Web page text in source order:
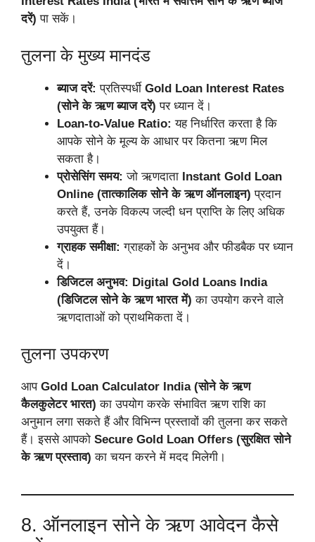
दरें) पा सकें।
तुलना के मुख्य मानदंड
ब्याज दरें: प्रतिस्पर्धी Gold Loan Interest Rates
(सोने के ऋण ब्याज दरें) पर ध्यान दें।
Loan-to-Value Ratio: यह निर्धारित करता है कि
आपके सोने के मूल्य के आधार पर कितना ऋण मिल
सकता है।
प्रोसेसिंग समय: जो ऋणदाता Instant Gold Loan
Online (तात्कालिक सोने के ऋण ऑनलाइन) प्रदान
करते हैं, उनके विकल्प जल्दी धन प्राप्ति के लिए अधिक
उपयुक्त हैं।
ग्राहक समीक्षा: ग्राहकों के अनुभव और फीडबैक पर ध्यान
दें।
डिजिटल अनुभव: Digital Gold Loans India
(डिजिटल सोने के ऋण भारत में) का उपयोग करने वाले
ऋणदाताओं को प्राथमिकता दें।
तुलना उपकरण
आप Gold Loan Calculator India (सोने के ऋण
कैलकुलेटर भारत) का उपयोग करके संभावित ऋण राशि का
अनुमान लगा सकते हैं और विभिन्न प्रस्तावों की तुलना कर सकते
हैं। इससे आपको Secure Gold Loan Offers (सुरक्षित सोने
के ऋण प्रस्ताव) का चयन करने में मदद मिलेगी।
8. ऑनलाइन सोने के ऋण आवेदन कैसे